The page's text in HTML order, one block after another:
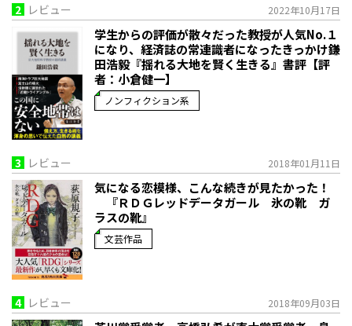
2 レビュー 2022年10月17日
学生からの評価が散々だった教授が人気No.１
になり、経済誌の常連識者になったきっかけ――鎌
田浩毅『揺れる大地を賢く生きる』書評【評
者：小倉健一】
ノンフィクション系
3 レビュー 2018年01月11日
気になる恋模様、こんな続きが見たかった！
『ＲＤＧレッドデータガール 氷の靴 ガ
ラスの靴』
文芸作品
4 レビュー 2018年09月03日